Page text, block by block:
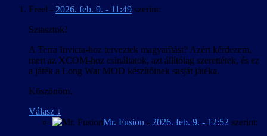
Freel - 2026. feb. 9. - 11:49 szerint:
Sziasztok!
A Terra Invicta-hoz terveztek magyarítást? Azért kérdezem,
mert az XCOM-hoz csináltatok, azt állítólag szerettétek, és ez
a játék a Long War MOD készítőinek sasját játéka.
Köszönöm.
Válasz ↓
Mr. Fusion - 2026. feb. 9. - 12:52 szerint: